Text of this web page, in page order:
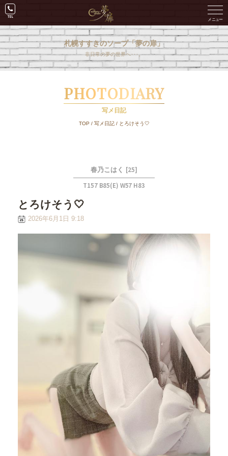
札幌すすきのソープ「夢の扉」
非日常の夢の世界へ･･･。
PHOTODIARY
写メ日記
TOP / 写メ日記/ とろけそう🤍
春乃こはく [25]
T157 B85(E) W57 H83
とろけそう🤍
2026年6月1日 9:18